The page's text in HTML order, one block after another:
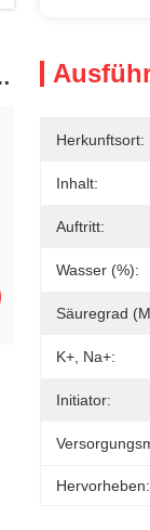
Herkunftsort:
Inhalt:
Auftritt:
Wasser (%):
Säuregrad
K+, Na+:
Initiator:
Hervorheben: